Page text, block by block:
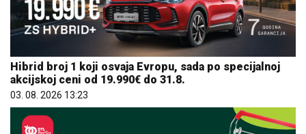
Hibrid broj 1 koji osvaja Evropu, sada po specijalnoj
akcijskoj ceni od 19.990€ do 31.8.
03. 08. 2026 13:23